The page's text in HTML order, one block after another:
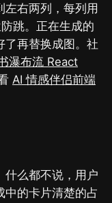
右两列，每列用
跳。正在生成的
了再替换成图。社
瀑布流 React
AI 情感伴侣前端
什么都不说，用户
中的卡片清楚的占